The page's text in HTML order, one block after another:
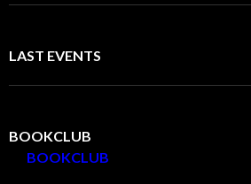
LAST EVENTS
BOOKCLUB
BOOKCLUB